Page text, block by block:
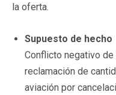
la oferta.
Supuesto de hecho
Conflicto negativo
reclamación de
aviación por